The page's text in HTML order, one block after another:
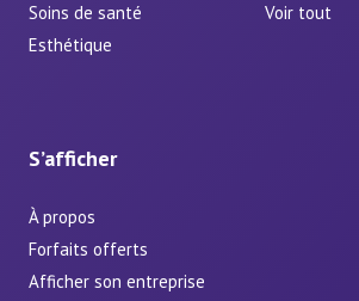
Soins de santé
Voir tout
Esthétique
S’afficher
À propos
Forfaits offerts
Afficher son entreprise